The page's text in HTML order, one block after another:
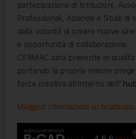
partecipazione di Istituzioni,
Professionali, Aziende e Studi
dalla volontà di creare nuove
e opportunità di collaborazione.
CERMAC sarà presente in qualità
portando la propria visione
forza creativa all’interno dell’
Maggiori informazioni su